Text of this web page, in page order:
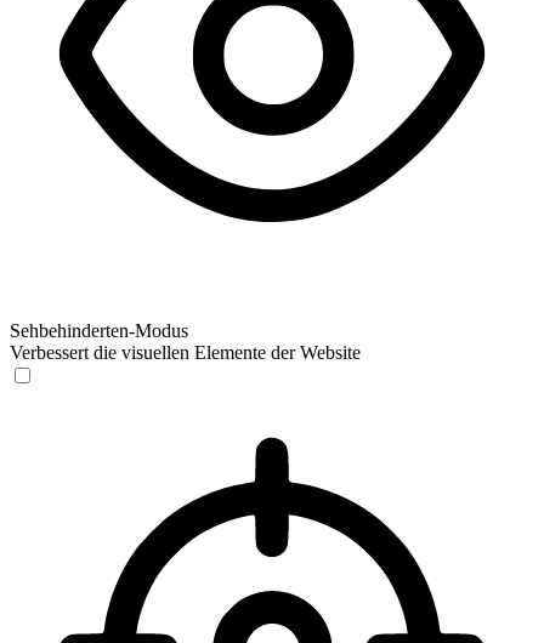
Sehbehinderten-Modus
Verbessert die visuellen Elemente der Website